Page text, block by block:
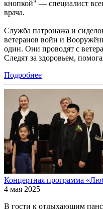
кнопкой" — специалист
врача.
Служба патронажа и
ветеранов войн и
один. Они проводят с
Следят за здоровьем,
Подробнее
Концертная программа
4 мая 2025
В гости к отдыхающим